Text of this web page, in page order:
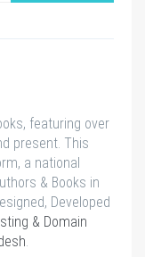
featuring over
present. This
a national
& Books in
Developed
& Domain